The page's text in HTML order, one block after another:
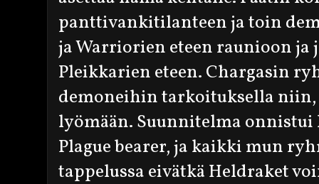
panttivankitilanteen ja toin
ja Warriorien eteen raunioon
Pleikkarien eteen. Chargasin
demoneihin tarkoituksella
lyömään. Suunnitelma
Plague bearer, ja kaikki mun
tappelussa eivätkä Heldraket